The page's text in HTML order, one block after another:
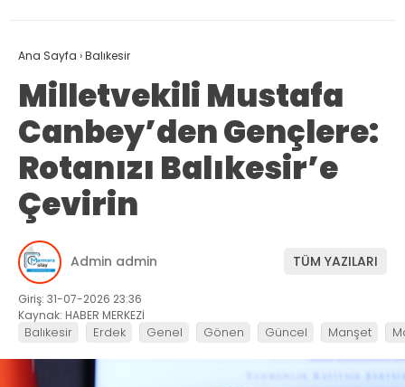
Ana Sayfa ›Balıkesir
Milletvekili Mustafa
Canbey’den Gençlere:
Rotanızı Balıkesir’e
Çevirin
Admin admin TÜM YAZILARI
Giriş: 31-07-2026 23:36
Kaynak: HABER MERKEZİ
Balıkesir Erdek Genel Gönen Güncel Manşet